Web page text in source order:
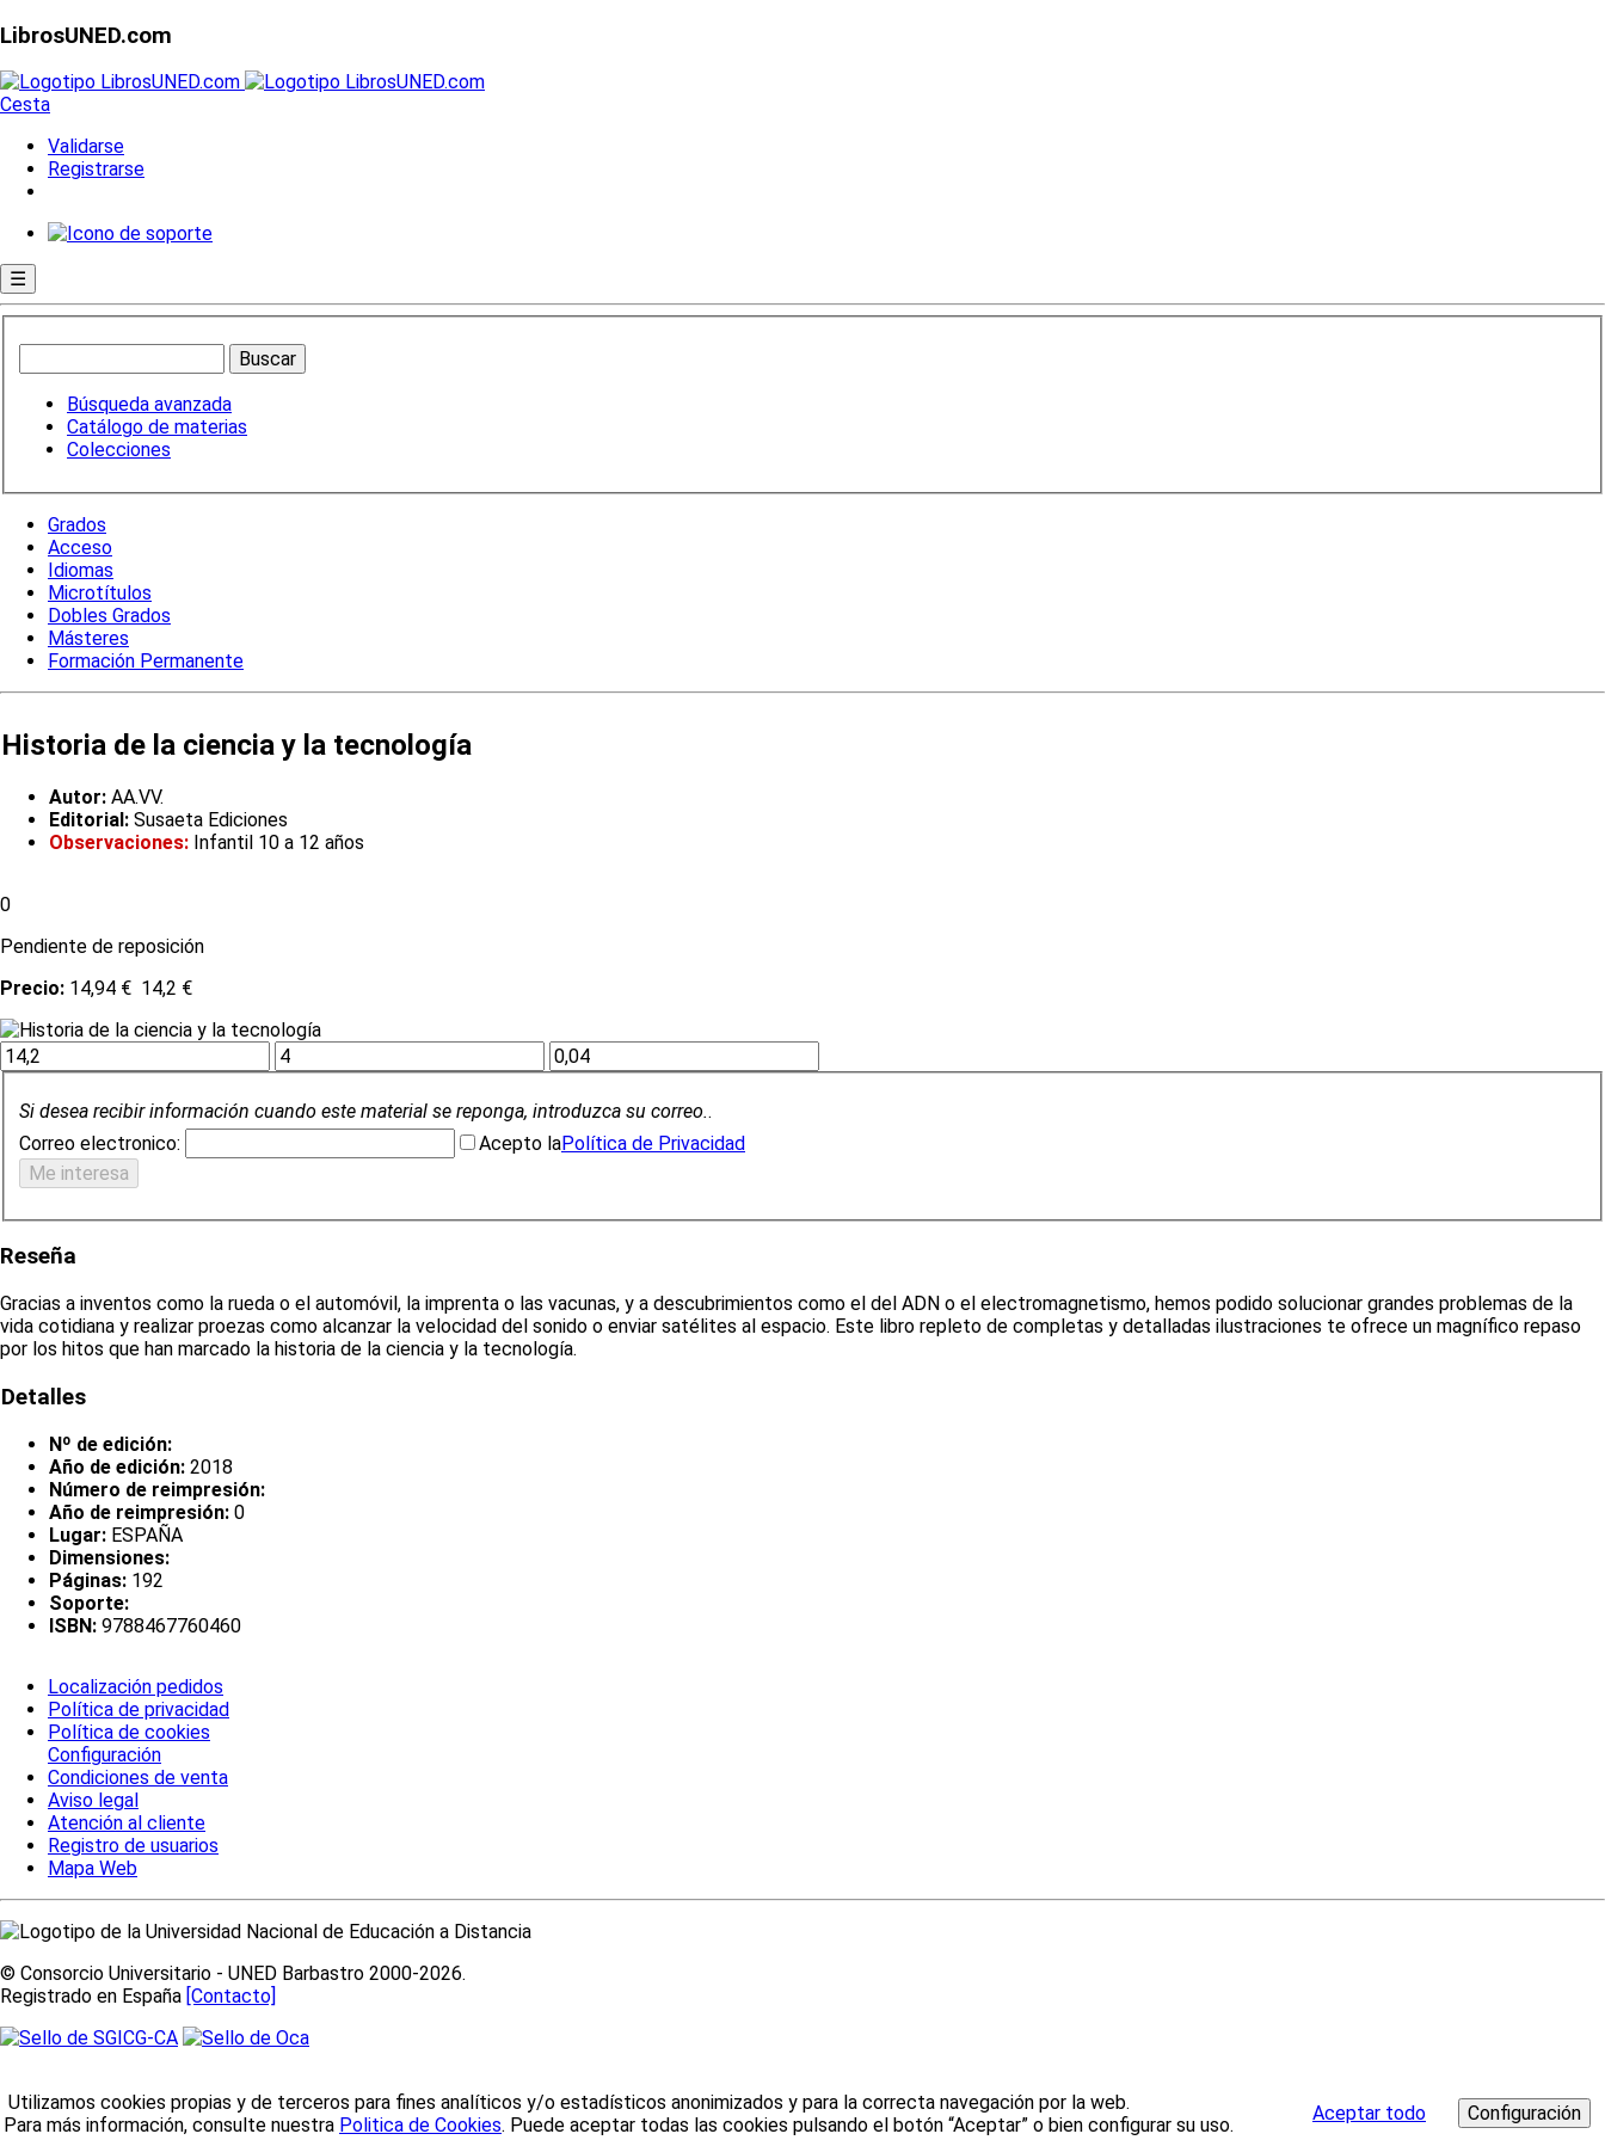
LibrosUNED.com
Cesta
Validarse
Registrarse
☰
Búsqueda avanzada
Catálogo de materias
Colecciones
Grados
Acceso
Idiomas
Microtítulos
Dobles Grados
Másteres
Formación Permanente
Historia de la ciencia y la tecnología
Autor: AA.VV.
Editorial: Susaeta Ediciones
Observaciones: Infantil 10 a 12 años
0
Pendiente de reposición
Precio: 14,94 € 14,2 €
Si desea recibir información cuando este material se reponga, introduzca su correo..
Correo electronico:
Acepto laPolítica de Privacidad
Reseña
Gracias a inventos como la rueda o el automóvil, la imprenta o las vacunas, y a descubrimientos como el del ADN o el electromagnetismo, hemos podido solucionar grandes problemas de la
vida cotidiana y realizar proezas como alcanzar la velocidad del sonido o enviar satélites al espacio. Este libro repleto de completas y detalladas ilustraciones te ofrece un magnífico repaso
por los hitos que han marcado la historia de la ciencia y la tecnología.
Detalles
Nº de edición:
Año de edición: 2018
Número de reimpresión:
Año de reimpresión: 0
Lugar: ESPAÑA
Dimensiones:
Páginas: 192
Soporte:
ISBN: 9788467760460
Localización pedidos
Política de privacidad
Política de cookies
Configuración
Condiciones de venta
Aviso legal
Atención al cliente
Registro de usuarios
Mapa Web
© Consorcio Universitario - UNED Barbastro 2000-2026.
Registrado en España [Contacto]
Utilizamos cookies propias y de terceros para fines analíticos y/o estadísticos anonimizados y para la correcta navegación por la web.
Para más información, consulte nuestra Politica de Cookies. Puede aceptar todas las cookies pulsando el botón “Aceptar” o bien configurar su uso.
Aceptar todo